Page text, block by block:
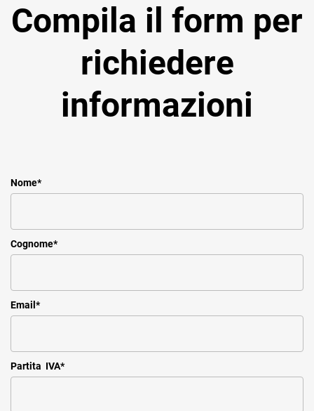
Compila il form per
richiedere
informazioni
Nome*
Cognome*
Email *
Partita IVA*